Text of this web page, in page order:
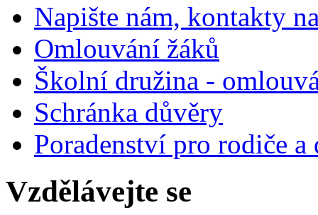
Napište nám, kontakty
Omlouvání žáků
Školní družina -
Schránka důvěry
Poradenství pro rodiče
Vzdělávejte se